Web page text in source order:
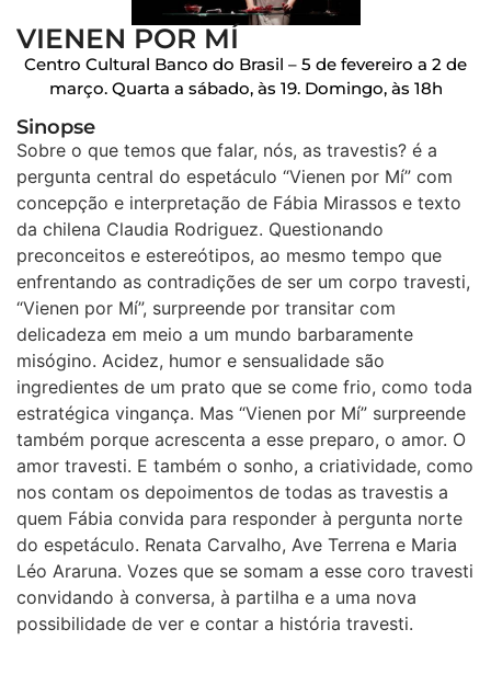
VIENEN POR MÍ
Centro Cultural Banco do Brasil – 5 de fevereiro a 2 de
março. Quarta a sábado, às 19. Domingo, às 18h
Sinopse
Sobre o que temos que falar, nós, as travestis? é a
pergunta central do espetáculo “Vienen por Mí” com
concepção e interpretação de Fábia Mirassos e texto
da chilena Claudia Rodriguez. Questionando
preconceitos e estereótipos, ao mesmo tempo que
enfrentando as contradições de ser um corpo travesti,
“Vienen por Mí”, surpreende por transitar com
delicadeza em meio a um mundo barbaramente
misógino. Acidez, humor e sensualidade são
ingredientes de um prato que se come frio, como toda
estratégica vingança. Mas “Vienen por Mí” surpreende
também porque acrescenta a esse preparo, o amor. O
amor travesti. E também o sonho, a criatividade, como
nos contam os depoimentos de todas as travestis a
quem Fábia convida para responder à pergunta norte
do espetáculo. Renata Carvalho, Ave Terrena e Maria
Léo Araruna. Vozes que se somam a esse coro travesti
convidando à conversa, à partilha e a uma nova
possibilidade de ver e contar a história travesti.